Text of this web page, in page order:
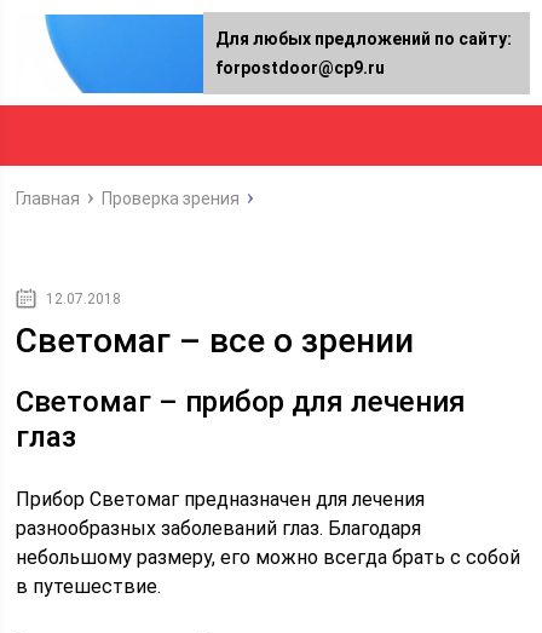
Главная Проверка зрения
12.07.2018
Светомаг – все о зрении
Светомаг – прибор для лечения
глаз
Прибор Светомаг предназначен для лечения
разнообразных заболеваний глаз. Благодаря
небольшому размеру, его можно всегда брать с собой
в путешествие.
Для любых предложений по сайту:
forpostdoor@cp9.ru